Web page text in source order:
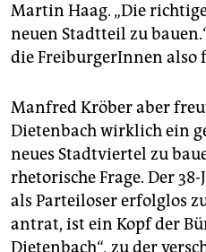
Martin Haag. „Die
neuen Stadtteil zu
die FreiburgerInnen also
Manfred Kröber aber
Dietenbach wirklich ein
neues Stadtviertel zu
rhetorische Frage. Der
als Parteiloser erfolglos
antrat, ist ein Kopf der
Dietenbach“, zu der